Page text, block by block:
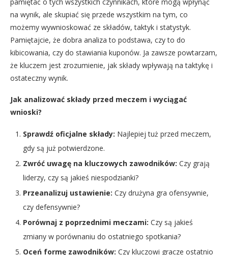
na wynik, ale skupiać się przede wszystkim na tym, co
możemy wywnioskować ze składów, taktyk i statystyk.
Pamiętajcie, że dobra analiza to podstawa, czy to do
kibicowania, czy do stawiania kuponów. Ja zawsze powtarzam,
że kluczem jest zrozumienie, jak składy wpływają na taktykę i
ostateczny wynik.
Jak analizować składy przed meczem i wyciągać
wnioski?
Sprawdź oficjalne składy: Najlepiej tuż przed meczem,
gdy są już potwierdzone.
Zwróć uwagę na kluczowych zawodników: Czy grają
liderzy, czy są jakieś niespodzianki?
Przeanalizuj ustawienie: Czy drużyna gra ofensywnie,
czy defensywnie?
Porównaj z poprzednimi meczami: Czy są jakieś
zmiany w porównaniu do ostatniego spotkania?
Oceń formę zawodników: Czy kluczowi gracze ostatnio